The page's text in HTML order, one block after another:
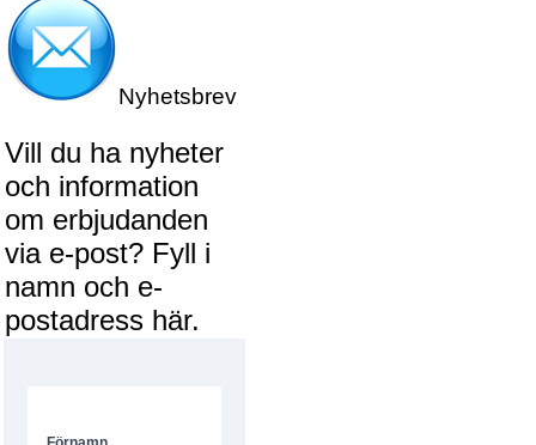
Nyhetsbrev
Vill du ha nyheter
och information
om erbjudanden
via e-post? Fyll i
namn och e-
postadress här.